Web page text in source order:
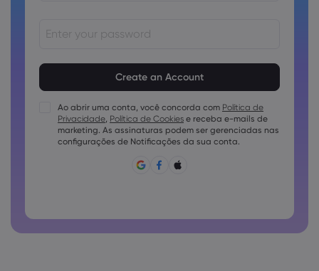
As senhas devem conter pelo menos 1 letra maiúscula
As senhas devem conter pelo menos 1 letra minúscula
A senha deve conter ~!@#£%^e)_-+=:;&lt;&gt;{,[]?,.
Ao abrir uma conta, você concorda com Política de
Privacidade, Política de Cookies e receba e-mails de
marketing. As assinaturas podem ser gerenciadas nas
configurações de Notificações da sua conta.